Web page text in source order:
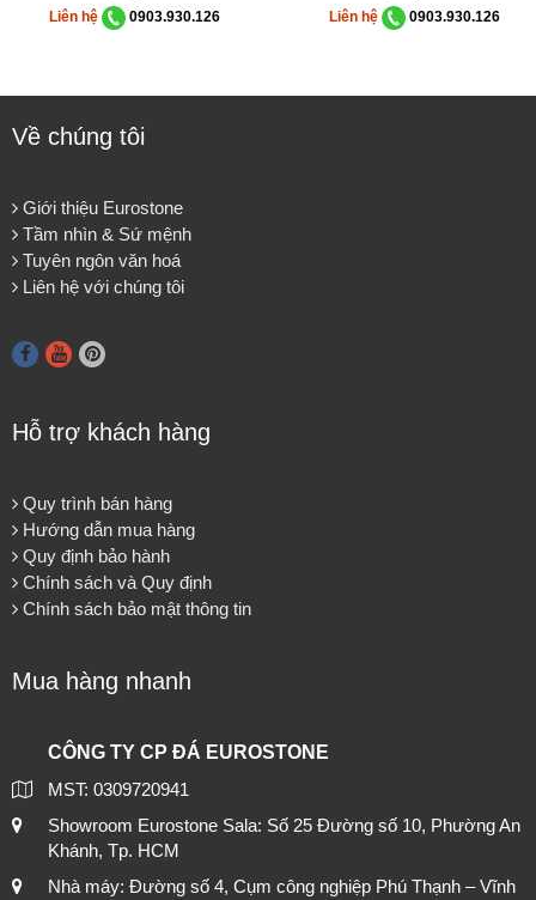
Liên hệ
0903.930.126
Liên hệ
0903.930.126
Về chúng tôi
Giới thiệu Eurostone
Tầm nhìn & Sứ mệnh
Tuyên ngôn văn hoá
Liên hệ với chúng tôi
Hỗ trợ khách hàng
Quy trình bán hàng
Hướng dẫn mua hàng
Quy định bảo hành
Chính sách và Quy định
Chính sách bảo mật thông tin
Mua hàng nhanh
CÔNG TY CP ĐÁ EUROSTONE
MST: 0309720941
Showroom Eurostone Sala: Số 25 Đường số 10, Phường An
Khánh, Tp. HCM
Nhà máy: Đường số 4, Cụm công nghiệp Phú Thạnh – Vĩnh